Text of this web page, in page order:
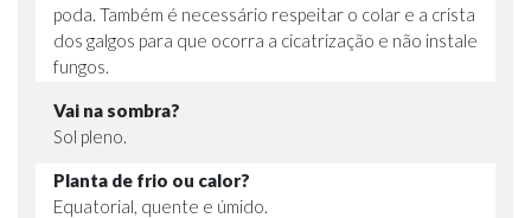
poda. Também é necessário respeitar o colar e a crista
dos galgos para que ocorra a cicatrização e não instale
fungos.
Vai na sombra?
Sol pleno.
Planta de frio ou calor?
Equatorial, quente e úmido.